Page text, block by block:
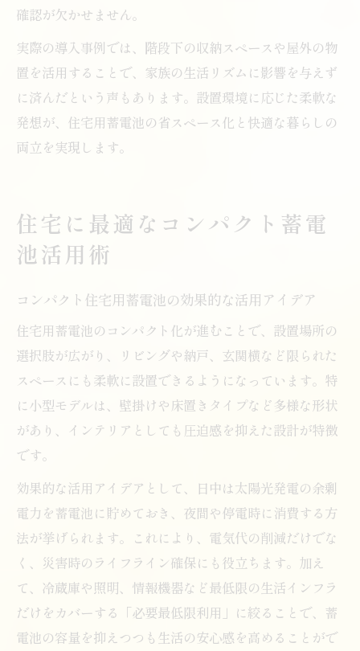
確認が欠かせません。
実際の導入事例では、階段下の収納スペースや屋外の物
置を活用することで、家族の生活リズムに影響を与えず
に済んだという声もあります。設置環境に応じた柔軟な
発想が、住宅用蓄電池の省スペース化と快適な暮らしの
両立を実現します。
住宅に最適なコンパクト蓄電
池活用術
コンパクト住宅用蓄電池の効果的な活用アイデア
住宅用蓄電池のコンパクト化が進むことで、設置場所の
選択肢が広がり、リビングや納戸、玄関横など限られた
スペースにも柔軟に設置できるようになっています。特
に小型モデルは、壁掛けや床置きタイプなど多様な形状
があり、インテリアとしても圧迫感を抑えた設計が特徴
です。
効果的な活用アイデアとして、日中は太陽光発電の余剰
電力を蓄電池に貯めておき、夜間や停電時に消費する方
法が挙げられます。これにより、電気代の削減だけでな
く、災害時のライフライン確保にも役立ちます。加え
て、冷蔵庫や照明、情報機器など最低限の生活インフラ
だけをカバーする「必要最低限利用」に絞ることで、蓄
電池の容量を抑えつつも生活の安心感を高めることがで